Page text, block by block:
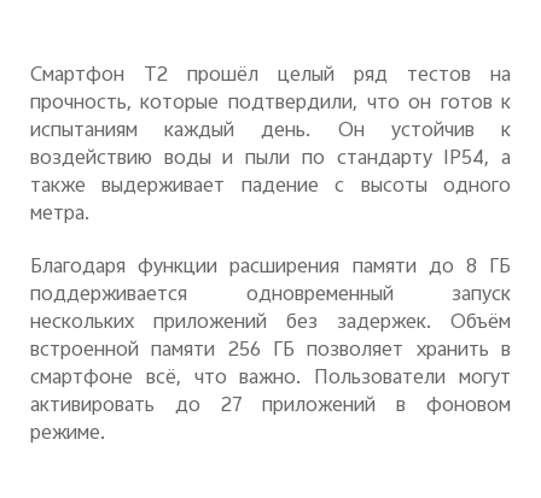
Смартфон T2 прошёл целый ряд тестов на
прочность, которые подтвердили, что он готов к
испытаниям каждый день. Он устойчив к
воздействию воды и пыли по стандарту IP54, а
также выдерживает падение с высоты одного
метра.
Благодаря функции расширения памяти до 8 ГБ
поддерживается одновременный запуск
нескольких приложений без задержек. Объём
встроенной памяти 256 ГБ позволяет хранить в
смартфоне всё, что важно. Пользователи могут
активировать до 27 приложений в фоновом
режиме.